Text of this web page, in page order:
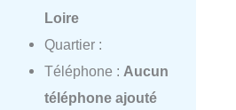
Loire
Quartier :
Téléphone : Aucun
téléphone ajouté